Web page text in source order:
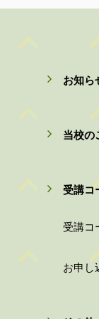
お知ら
当校の
受講コ
受講コ
お申し